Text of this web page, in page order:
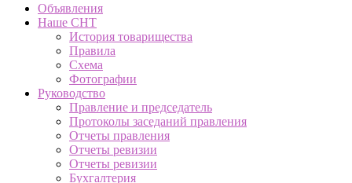
Объявления
Наше СНТ
История товарищества
Правила
Схема
Фотографии
Руководство
Правление и председатель
Протоколы заседаний правления
Отчеты правления
Отчеты ревизии
Отчеты ревизии
Бухгалтерия